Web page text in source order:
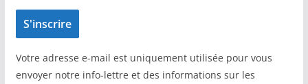
Votre adresse e-mail est uniquement utilisée pour vous
envoyer notre info-lettre et des informations sur les